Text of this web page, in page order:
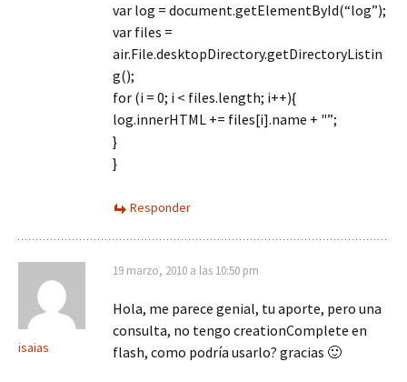
var log = document.getElementById(“log”);
var files =
air.File.desktopDirectory.getDirectoryListin
g();
for (i = 0; i < files.length; i++){
log.innerHTML += files[i].name + "”;
}
}
Responder
isaias
19 marzo, 2010 a las 10:50 pm
Hola, me parece genial, tu aporte, pero una
consulta, no tengo creationComplete en
flash, como podría usarlo? gracias 🙂